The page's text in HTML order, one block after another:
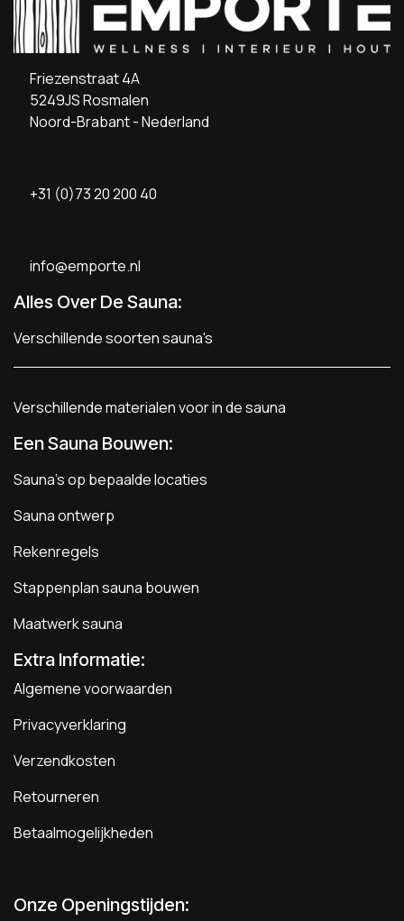
Friezenstraat 4A
5249JS Rosmalen
Noord-Brabant - Nederland
+31 (0)73 20 200 40
info@emporte.nl
Alles Over De Sauna:
Verschillende soorten sauna's
Verschillende materialen voor in de sauna
Een Sauna Bouwen:
Sauna's op bepaalde locaties
Sauna ontwerp
Rekenregels
Stappenplan sauna bouwen
Maatwerk sauna
Extra Informatie:
Algemene voorwaarden
Privacyverklaring
Verzendkosten
Retourneren
Betaalmogelijkheden
Onze Openingstijden: